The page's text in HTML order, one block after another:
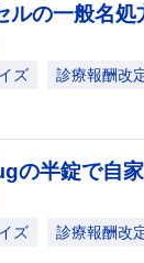
ルの一般名処
ズ 診療報酬改
の半錠で自
ズ 診療報酬改